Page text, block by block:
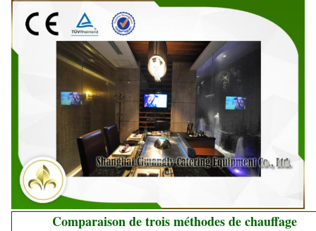
Comparaison de trois méthodes de chauffage